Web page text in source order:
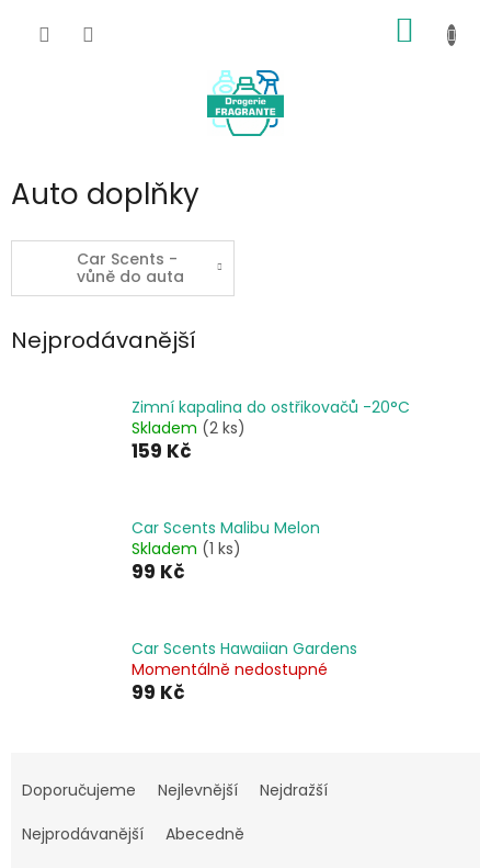
KOŠÍK
Auto doplňky
Car Scents -
vůně do auta
Nejprodávanější
Zimní kapalina do ostřikovačů -20°C
Skladem (2 ks)
159 Kč
Car Scents Malibu Melon
Skladem (1 ks)
99 Kč
Car Scents Hawaiian Gardens
Momentálně nedostupné
99 Kč
a
e
Doporučujeme Nejlevnější
Nejdražší
Nejprodávanější
Abecedně